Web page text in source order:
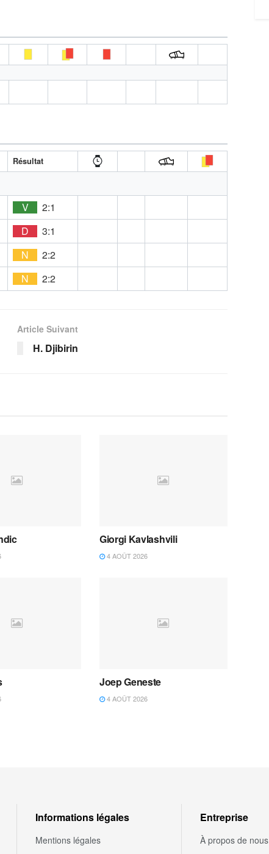
Résultat
V
2:1
D
3:1
N
2:2
N 2:2
Article Suivant
H. Djibirin
Giorgi Kavlashvili
4 AOÛT 2026
Joep Geneste
4 AOÛT 2026
Informations légales
Mentions légales
Entreprise
À propos de nous